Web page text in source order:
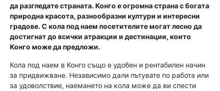
да разгледате страната. Конго е огромна страна с богата
природна красота, разнообразни култури и интересни
градове. С кола под наем посетителите могат лесно да
достигнат до всички атракции и дестинации, които
Конго може да предложи.
Кола под наем в Конго също е удобен и рентабилен начин
за придвижване. Независимо дали пътувате по работа или
за удоволствие, наемането на кола може да ви спести